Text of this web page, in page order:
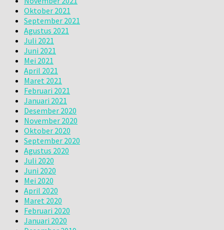
Oktober 2021
September 2021
Agustus 2021
Juli 2021
Juni 2021
Mei 2021
April 2021
Maret 2021
Februari 2021
Januari 2021
Desember 2020
November 2020
Oktober 2020
September 2020
Agustus 2020
Juli 2020
Juni 2020
Mei 2020
April 2020
Maret 2020
Februari 2020
Januari 2020